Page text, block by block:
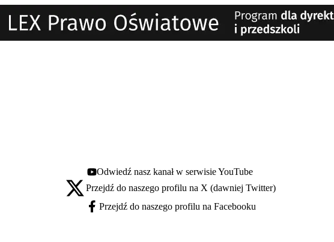
Youtube - otwiera się w nowej karcie
Odwiedź nasz kanał w serwisie YouTube
X - otwiera się w nowej karcie
Przejdź do naszego profilu na X (dawniej Twitter)
Facebook - otwiera się w nowej karcie
Przejdź do naszego profilu na Facebooku